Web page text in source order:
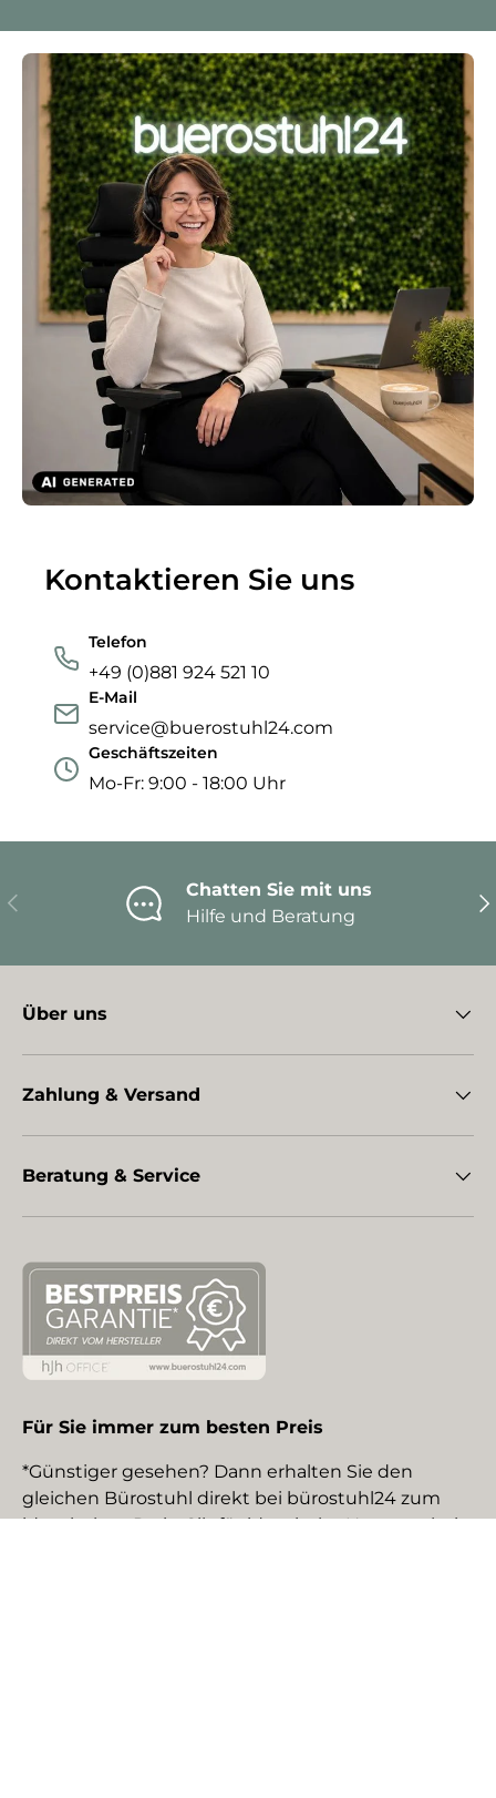
Kontaktieren Sie uns
Telefon
+49 (0)881 924 521 10
E-Mail
service@buerostuhl24.com
Geschäftszeiten
Mo-Fr: 9:00 - 18:00 Uhr
Vorherige
Chatten Sie mit uns
Hilfe und Beratung
Über uns
Zahlung & Versand
Beratung & Service
Für Sie immer zum besten Preis
*Günstiger gesehen? Dann erhalten Sie den
gleichen Bürostuhl direkt bei bürostuhl24 zum
identischen Preis. Gilt für identische Neuware bei